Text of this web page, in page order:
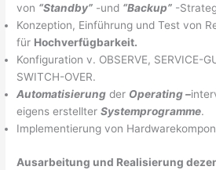
von “Standby” -und “Backup” -
Konzeption, Einführung und Test von
für Hochverfügbarkeit.
Konfiguration v. OBSERVE, SERVICE-
SWITCH-OVER.
Automatisierung der Operating –
eigens erstellterSystemprogramme.
Implementierung von
Ausarbeitung und Realisierung